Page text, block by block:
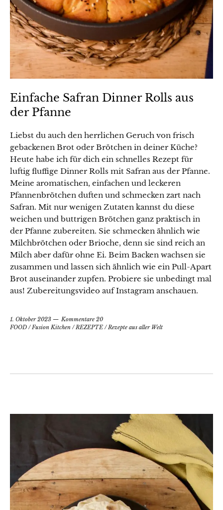
Einfache Safran Dinner Rolls aus
der Pfanne
Liebst du auch den herrlichen Geruch von frisch
gebackenen Brot oder Brötchen in deiner Küche?
Heute habe ich für dich ein schnelles Rezept für
luftig fluffige Dinner Rolls mit Safran aus der Pfanne.
Meine aromatischen, einfachen und leckeren
Pfannenbrötchen duften und schmecken zart nach
Safran. Mit nur wenigen Zutaten kannst du diese
weichen und buttrigen Brötchen ganz praktisch in
der Pfanne zubereiten. Sie schmecken ähnlich wie
Milchbrötchen oder Brioche, denn sie sind reich an
Milch aber dafür ohne Ei. Beim Backen wachsen sie
zusammen und lassen sich ähnlich wie ein Pull-Apart
Brot auseinander zupfen. Probiere sie unbedingt mal
aus! Zubereitungsvideo auf Instagram anschauen.
1. Oktober 2023
Kommentare 20
FOOD / Fusion Kitchen / REZEPTE / Rezepte aus aller Welt